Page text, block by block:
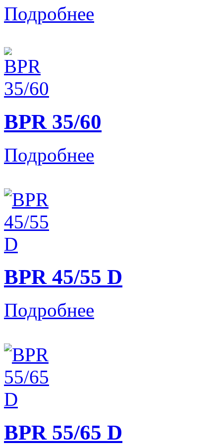
Подробнее
BPR 35/60
Подробнее
BPR 45/55 D
Подробнее
BPR 55/65 D